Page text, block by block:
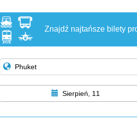
Znajdź najtańsze bilety
Sierpień, 11